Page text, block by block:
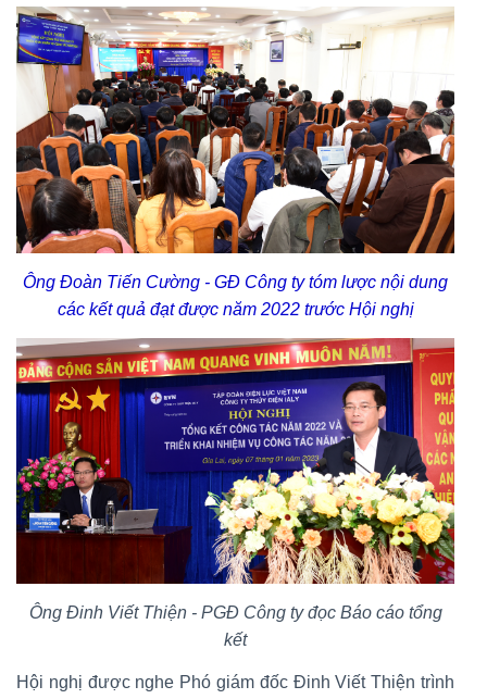
Ông Đoàn Tiến Cường - GĐ Công ty tóm lược nội dung
các kết quả đạt được năm 2022 trước Hội nghị
Ông Đinh Viết Thiện - PGĐ Công ty đọc Báo cáo tổng
kết
Hội nghị được nghe Phó giám đốc Đinh Viết Thiện trình